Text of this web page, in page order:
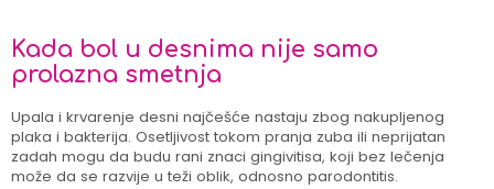
Kada bol u desnima nije samo
prolazna smetnja
Upala i krvarenje desni najčešće nastaju zbog nakupljenog
plaka i bakterija. Osetljivost tokom pranja zuba ili neprijatan
zadah mogu da budu rani znaci gingivitisa, koji bez lečenja
može da se razvije u teži oblik, odnosno parodontitis.